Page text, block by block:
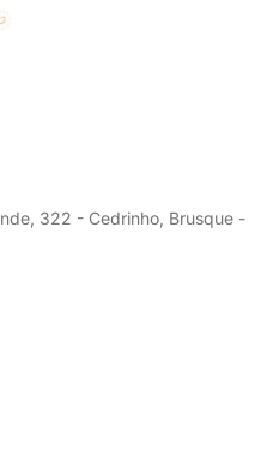
322 - Cedrinho, Brusque -